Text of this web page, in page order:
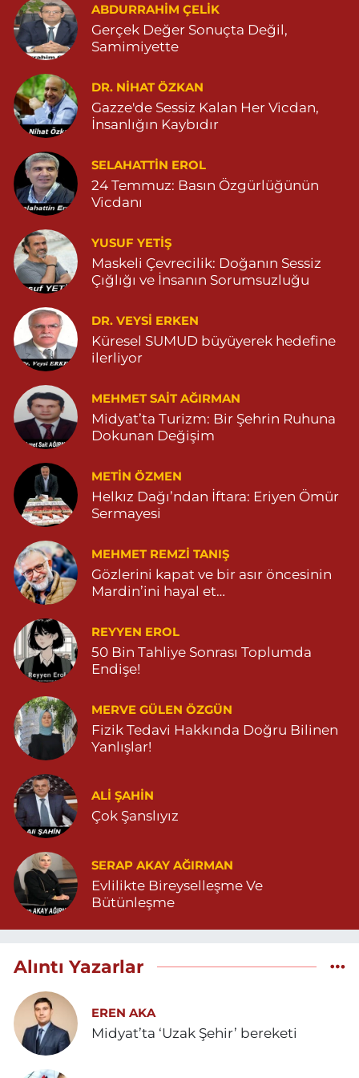
13 Mart Mahallesi, Şehit M.Remzi Yersel Caddesi No:3 E Artuklu
Mardin
0 (482) 213 11 71 Yol Tarifi Al
Serhat Eczanesi
Zeytinpınar Mahallesi, Roj Caddesi No:11 Derik Mardin
0 (482) 251 30 06
Çınarbaş Eczanesi
Bahçebaşı Mahallesi, Hanse Hatun Caddesi No:120 C Yeşilli
Mardin
0 (482) 591 10 15 Yol Tarifi Al
Şahin Eczanesi
Kaplan Mahallesi, Mardin Caddesi No:25 C Savur Mardin
0 (555) 151 49 05 Yol Tarifi Al
Özdemir Eczanesi
Yeni Mahalle, 3086.Sokak No:4 3 Ömerli Mardin
0 (482) 541 31 21
ABDURRAHIM ÇELİK
Gerçek Değer Sonuçta Değil,
Samimiyette
DR. NIHAT ÖZKAN
Gazze'de Sessiz Kalan Her Vicdan,
İnsanlığın Kaybıdır
SELAHATTIN EROL
24 Temmuz: Basın Özgürlüğünün
Vicdanı
YUSUF YETİŞ
Maskeli Çevrecilik: Doğanın Sessiz
Çığlığı ve İnsanın Sorumsuzluğu
DR. VEYSI ERKEN
Küresel SUMUD büyüyerek hedefine
ilerliyor
MEHMET SAIT AĞIRMAN
Midyat’ta Turizm: Bir Şehrin Ruhuna
Dokunan Değişim
METIN ÖZMEN
Helkız Dağı’ndan İftara: Eriyen Ömür
Sermayesi
MEHMET REMZI TANIŞ
Gözlerini kapat ve bir asır öncesinin
Mardin’ini hayal et…
REYYEN EROL
50 Bin Tahliye Sonrası Toplumda
Endişe!
MERVE GÜLEN ÖZGÜN
Fizik Tedavi Hakkında Doğru Bilinen
Yanlışlar!
ALI ŞAHİN
Çok Şanslıyız
SERAP AKAY AĞIRMAN
Evlilikte Bireyselleşme Ve
Bütünleşme
Alıntı Yazarlar
EREN AKA
Midyat’ta ‘Uzak Şehir’ bereketi